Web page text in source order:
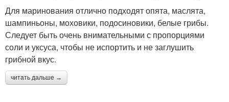
Для маринования отлично подходят опята, маслята,
шампиньоны, моховики, подосиновики, белые грибы.
Следует быть очень внимательными с пропорциями
соли и уксуса, чтобы не испортить и не заглушить
грибной вкус.
читать дальше →